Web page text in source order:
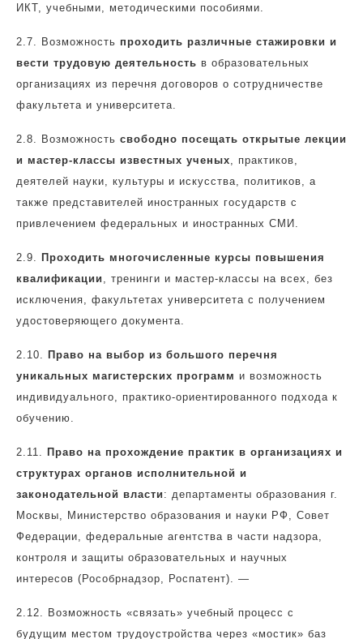
ИКТ, учебными, методическими пособиями.
2.7. Возможность проходить различные стажировки и
вести трудовую деятельность в образовательных
организациях из перечня договоров о сотрудничестве
факультета и университета.
2.8. Возможность свободно посещать открытые лекции
и мастер-классы известных ученых, практиков,
деятелей науки, культуры и искусства, политиков, а
также представителей иностранных государств с
привлечением федеральных и иностранных СМИ.
2.9. Проходить многочисленные курсы повышения
квалификации , тренинги и мастер-классы на всех, без
исключения, факультетах университета с получением
удостоверяющего документа.
2.10. Право на выбор из большого перечня
уникальных магистерских программ и возможность
индивидуального, практико-ориентированного подхода к
обучению.
2.11. Право на прохождение практик в организациях и
структурах органов исполнительной и
законодательной власти : департаменты образования г.
Москвы, Министерство образования и науки РФ, Совет
Федерации, федеральные агентства в части надзора,
контроля и защиты образовательных и научных
интересов (Рособрнадзор, Роспатент). —
2.12. Возможность «связать» учебный процесс с
будущим местом трудоустройства через «мостик» баз